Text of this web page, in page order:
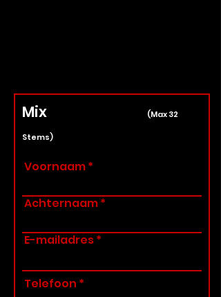
Mix (Max 32
Stems)
Voornaam
Achternaam
E-mailadres
Telefoon